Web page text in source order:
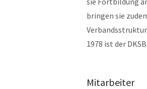
bringen sie
1978 ist der
Mitarbeiter